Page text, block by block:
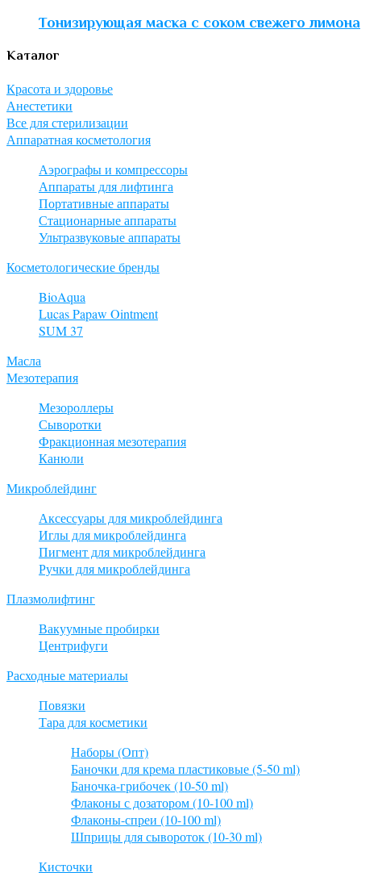
Тонизирующая маска с соком свежего лимона
Каталог
Красота и здоровье
Анестетики
Все для стерилизации
Аппаратная косметология
Аэрографы и компрессоры
Аппараты для лифтинга
Портативные аппараты
Стационарные аппараты
Ультразвуковые аппараты
Косметологические бренды
BioAqua
Lucas Papaw Ointment
SUM 37
Масла
Мезотерапия
Мезороллеры
Сыворотки
Фракционная мезотерапия
Канюли
Микроблейдинг
Аксессуары для микроблейдинга
Иглы для микроблейдинга
Пигмент для микроблейдинга
Ручки для микроблейдинга
Плазмолифтинг
Вакуумные пробирки
Центрифуги
Расходные материалы
Повязки
Тара для косметики
Наборы (Опт)
Баночки для крема пластиковые (5-50 ml)
Баночка-грибочек (10-50 ml)
Флаконы с дозатором (10-100 ml)
Флаконы-спреи (10-100 ml)
Шприцы для сывороток (10-30 ml)
Кисточки